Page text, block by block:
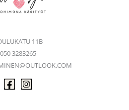
11B
050 3283265